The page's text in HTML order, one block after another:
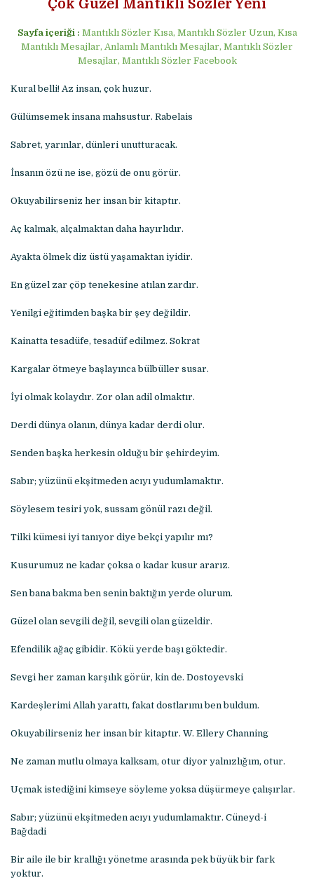
Çok Güzel Mantıklı Sözler Yeni
Sayfa içeriği : Mantıklı Sözler Kısa, Mantıklı Sözler Uzun, Kısa
Mantıklı Mesajlar, Anlamlı Mantıklı Mesajlar, Mantıklı Sözler
Mesajlar, Mantıklı Sözler Facebook
Kural belli! Az insan, çok huzur.
Gülümsemek insana mahsustur. Rabelais
Sabret, yarınlar, dünleri unutturacak.
İnsanın özü ne ise, gözü de onu görür.
Okuyabilirseniz her insan bir kitaptır.
Aç kalmak, alçalmaktan daha hayırlıdır.
Ayakta ölmek diz üstü yaşamaktan iyidir.
En güzel zar çöp tenekesine atılan zardır.
Yenilgi eğitimden başka bir şey değildir.
Kainatta tesadüfe, tesadüf edilmez. Sokrat
Kargalar ötmeye başlayınca bülbüller susar.
İyi olmak kolaydır. Zor olan adil olmaktır.
Derdi dünya olanın, dünya kadar derdi olur.
Senden başka herkesin olduğu bir şehirdeyim.
Sabır; yüzünü ekşitmeden acıyı yudumlamaktır.
Söylesem tesiri yok, sussam gönül razı değil.
Tilki kümesi iyi tanıyor diye bekçi yapılır mı?
Kusurumuz ne kadar çoksa o kadar kusur ararız.
Sen bana bakma ben senin baktığın yerde olurum.
Güzel olan sevgili değil, sevgili olan güzeldir.
Efendilik ağaç gibidir. Kökü yerde başı göktedir.
Sevgi her zaman karşılık görür, kin de. Dostoyevski
Kardeşlerimi Allah yarattı, fakat dostlarımı ben buldum.
Okuyabilirseniz her insan bir kitaptır. W. Ellery Channing
Ne zaman mutlu olmaya kalksam, otur diyor yalnızlığım, otur.
Uçmak istediğini kimseye söyleme yoksa düşürmeye çalışırlar.
Sabır; yüzünü ekşitmeden acıyı yudumlamaktır. Cüneyd-i
Bağdadi
Bir aile ile bir krallığı yönetme arasında pek büyük bir fark
yoktur.